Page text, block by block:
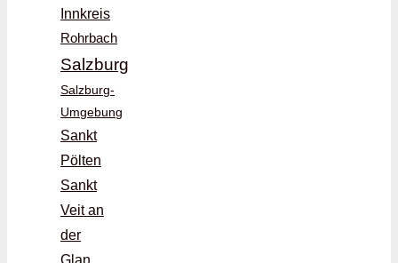
Innkreis
Rohrbach
Salzburg
Salzburg-
Umgebung
Sankt
Pölten
Sankt
Veit an
der